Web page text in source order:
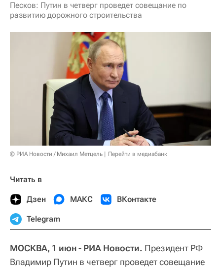
Песков: Путин в четверг проведет совещание по
развитию дорожного строительства
© РИА Новости / Михаил Метцель Перейти в медиабанк
Читать в
Дзен МАКС ВКонтакте
Telegram
МОСКВА, 1 июн - РИА Новости. Президент РФ
Владимир Путин в четверг проведет совещание